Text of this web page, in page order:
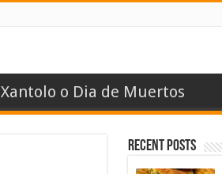
Xantolo o Dia de Muertos
Recent Posts